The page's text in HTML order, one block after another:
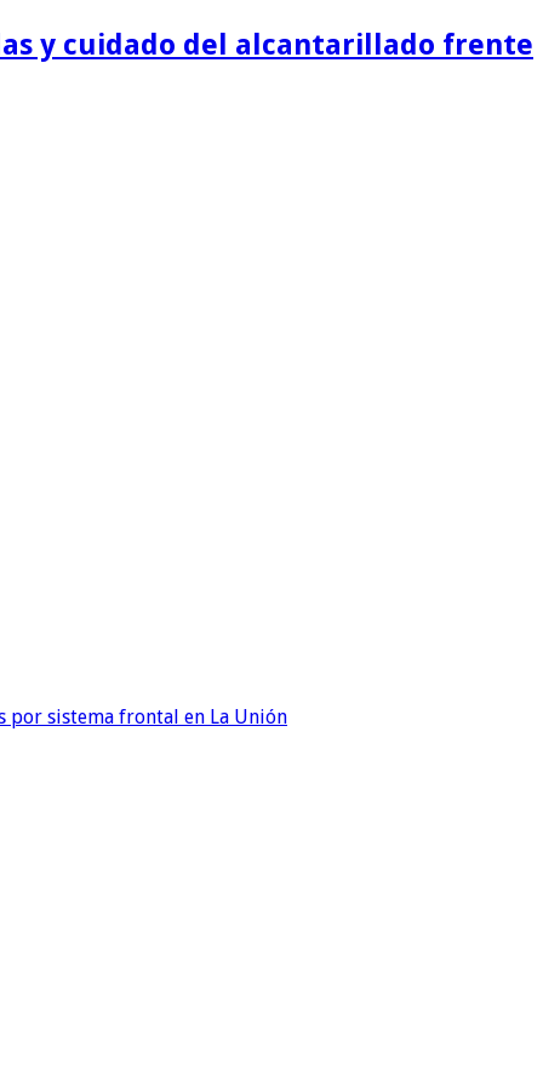
y cuidado del alcantarillado frente
por sistema frontal en La Unión